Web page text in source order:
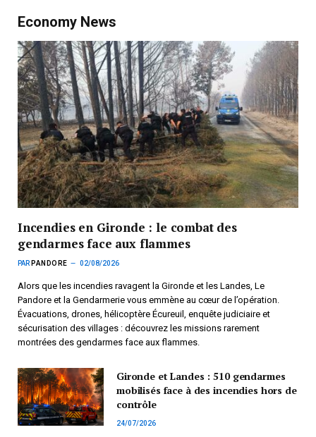
Economy News
Incendies en Gironde : le combat des
gendarmes face aux flammes
PAR PANDORE 02/08/2026
Alors que les incendies ravagent la Gironde et les Landes, Le
Pandore et la Gendarmerie vous emmène au cœur de l’opération.
Évacuations, drones, hélicoptère Écureuil, enquête judiciaire et
sécurisation des villages : découvrez les missions rarement
montrées des gendarmes face aux flammes.
Gironde et Landes : 510 gendarmes
mobilisés face à des incendies hors de
contrôle
24/07/2026